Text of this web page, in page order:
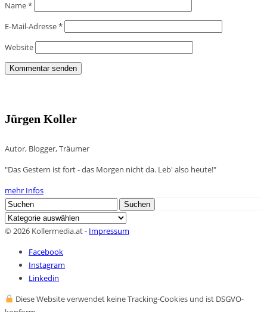
Name*
E-Mail-Adresse*
Website
Jürgen Koller
Autor, Blogger, Träumer
"Das Gestern ist fort - das Morgen nicht da. Leb' also heute!"
mehr Infos
Search
for:
Suchen
Kategorien
© 2026 Kollermedia.at - Impressum
Facebook
Instagram
Linkedin
Diese Website verwendet keine Tracking-Cookies und ist DSGVO-